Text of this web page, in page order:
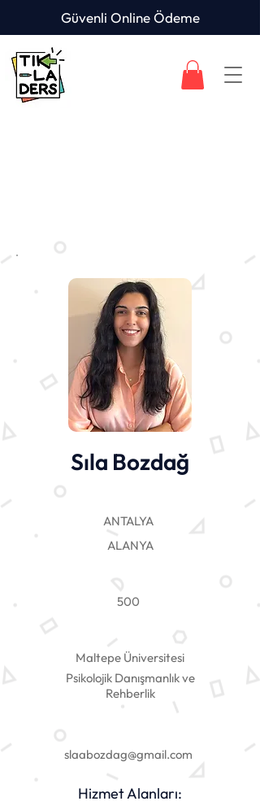
Güvenli Online Ödeme
Sıla Bozdağ
ANTALYA
ALANYA
500
Maltepe Üniversitesi
Psikolojik Danışmanlık ve
Rehberlik
slaabozdag@gmail.com
Hizmet Alanları: